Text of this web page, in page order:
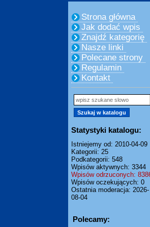
Strona główna
Jak dodać wpis
Znajdź kategorię
Nasze linki
Polecane strony
Regulamin
Kontakt
Statystyki katalogu:
Istniejemy od: 2010-04-09
Kategorii: 25
Podkategorii: 548
Wpisów aktywnych: 3344
Wpisów odrzuconych:
Wpisów oczekujących: 0
Ostatnia moderacja: 2026-
08-04
Polecamy: